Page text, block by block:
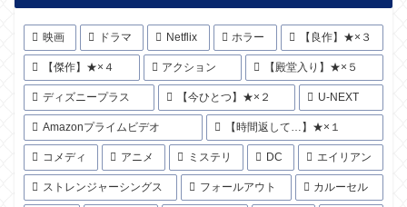
映画 ドラマ Netflix ホラー 【良作】★×３
【傑作】★×４ アクション 【殿堂入り】★×５
ディズニープラス 【今ひとつ】★×２ U-NEXT
Amazonプライムビデオ 【時間返して…】★×１
コメディ アニメ ミステリ DC エイリアン
ストレンジャーシングス フォールアウト カルーセル